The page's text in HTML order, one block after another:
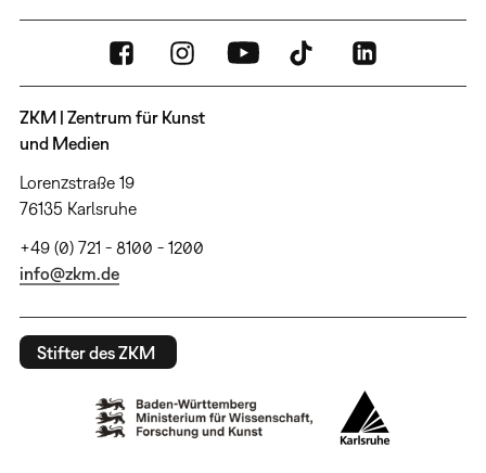
ZKM | Zentrum für Kunst
und Medien
Lorenzstraße 19
76135 Karlsruhe
+49 (0) 721 - 8100 - 1200
info@zkm.de
Stifter des ZKM